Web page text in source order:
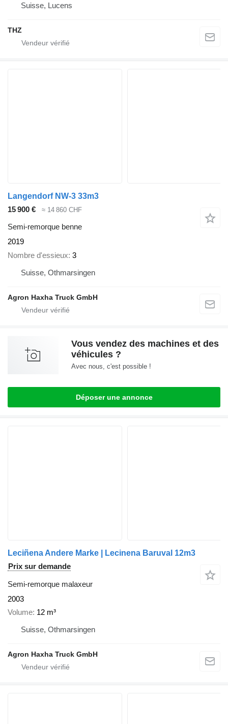
Suisse, Lucens
THZ
Langendorf NW-3 33m3
15 900 €
≈ 14 860 CHF
Semi-remorque benne
2019
Nombre d'essieux 3
Suisse, Othmarsingen
Agron Haxha Truck GmbH
Vous vendez des machines et des
véhicules ?
Avec nous, c'est possible !
Déposer une annonce
Leciñena Andere Marke | Lecinena Baruval 12m3
Prix sur demande
Semi-remorque malaxeur
2003
Volume 12 m³
Suisse, Othmarsingen
Agron Haxha Truck GmbH